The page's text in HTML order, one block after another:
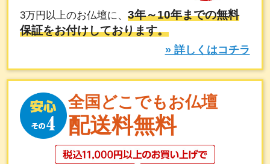
3万円以上のお仏壇に、3年～10年までの無料
保証をお付けしております。
» 詳しくはコチラ
全国どこでもお仏壇
配送料無料